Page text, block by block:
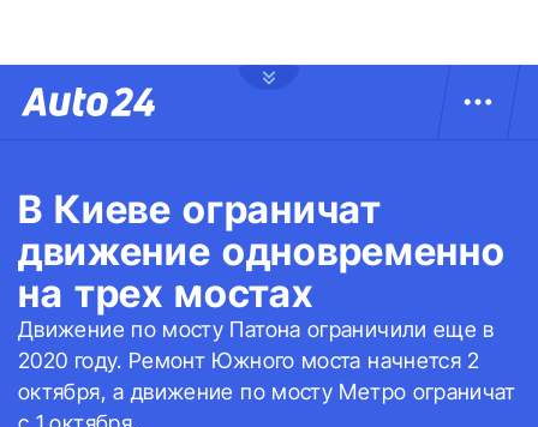
В Киеве ограничат
движение одновременно
на трех мостах
Движение по мосту Патона ограничили еще в
2020 году. Ремонт Южного моста начнется 2
октября, а движение по мосту Метро ограничат